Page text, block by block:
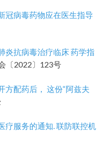
冠病毒药物应在医生指导
炎抗病毒治疗临床 药学指
〔2022〕123号
方配药后， 这份“阿兹夫
疗服务的通知. 联防联控机